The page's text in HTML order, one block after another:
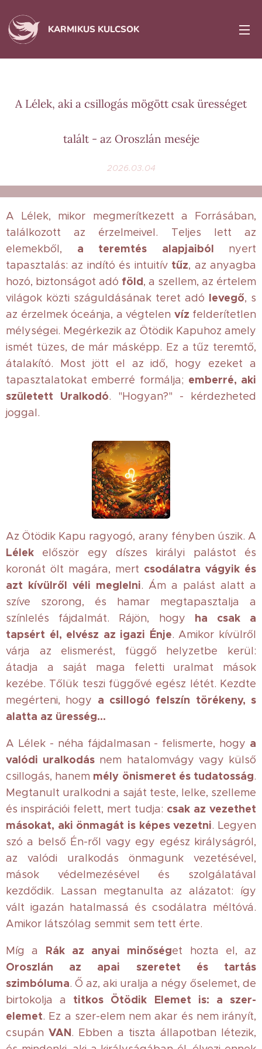
KARMIKUS KULCSOK
A Lélek, aki a csillogás mögött csak ürességet
talált - az Oroszlán meséje
2026.03.04
A Lélek, mikor megmerítkezett a Forrásában,
találkozott az érzelmeivel. Teljes lett az
elemekből, a teremtés alapjaiból nyert
tapasztalás: az indító és intuitív tűz, az anyagba
hozó, biztonságot adó föld, a szellem, az értelem
világok közti száguldásának teret adó levegő, s
az érzelmek óceánja, a végtelen víz felderítetlen
mélységei. Megérkezik az Ötödik Kapuhoz amely
ismét tüzes, de már másképp. Ez a tűz teremtő,
átalakító. Most jött el az idő, hogy ezeket a
tapasztalatokat emberré formálja; emberré, aki
született Uralkodó. "Hogyan?" - kérdezheted
joggal.
Az Ötödik Kapu ragyogó, arany fényben úszik. A
Lélek először egy díszes királyi palástot és
koronát ölt magára, mert csodálatra vágyik és
azt kívülről véli meglelni. Ám a palást alatt a
szíve szorong, és hamar megtapasztalja a
színlelés fájdalmát. Rájön, hogy ha csak a
tapsért él, elvész az igazi Énje. Amikor kívülről
várja az elismerést, függő helyzetbe kerül:
átadja a saját maga feletti uralmat mások
kezébe. Tőlük teszi függővé egész létét. Kezdte
megérteni, hogy a csillogó felszín törékeny, s
alatta az üresség...
A Lélek - néha fájdalmasan - felismerte, hogy a
valódi uralkodás nem hatalomvágy vagy külső
csillogás, hanem mély önismeret és tudatosság.
Megtanult uralkodni a saját teste, lelke, szelleme
és inspirációi felett, mert tudja: csak az vezethet
másokat, aki önmagát is képes vezetni. Legyen
szó a belső Én-ről vagy egy egész királyságról,
az valódi uralkodás önmagunk vezetésével,
mások védelmezésével és szolgálatával
kezdődik. Lassan megtanulta az alázatot: így
vált igazán hatalmassá és csodálatra méltóvá.
Amikor látszólag semmit sem tett érte.
Míg a Rák az anyai minőséget hozta el, az
Oroszlán az apai szeretet és tartás
szimbóluma. Ő az, aki uralja a négy őselemet, de
birtokolja a titkos Ötödik Elemet is: a szer-
elemet. Ez a szer-elem nem akar és nem irányít,
csupánVAN. Ebben a tiszta állapotban létezik,